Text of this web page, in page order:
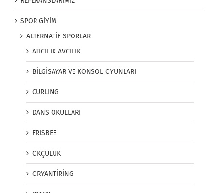
SPOR GİYİM
ALTERNATİF SPORLAR
ATICILIK AVCILIK
BİLGİSAYAR VE KONSOL OYUNLARI
CURLING
DANS OKULLARI
FRISBEE
OKÇULUK
ORYANTİRİNG